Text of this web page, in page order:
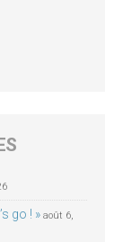
go ! » août 6,